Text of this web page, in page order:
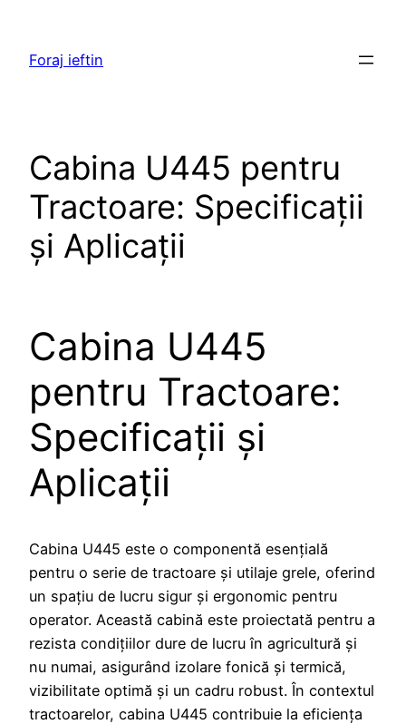
content
Foraj ieftin
Cabina U445 pentru
Tractoare: Specificații
și Aplicații
Cabina U445
pentru Tractoare:
Specificații și
Aplicații
Cabina U445 este o componentă esențială
pentru o serie de tractoare și utilaje grele, oferind
un spațiu de lucru sigur și ergonomic pentru
operator. Această cabină este proiectată pentru a
rezista condițiilor dure de lucru în agricultură și
nu numai, asigurând izolare fonică și termică,
vizibilitate optimă și un cadru robust. În contextul
tractoarelor, cabina U445 contribuie la eficiența